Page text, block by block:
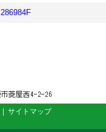
286984F
サイトマップ